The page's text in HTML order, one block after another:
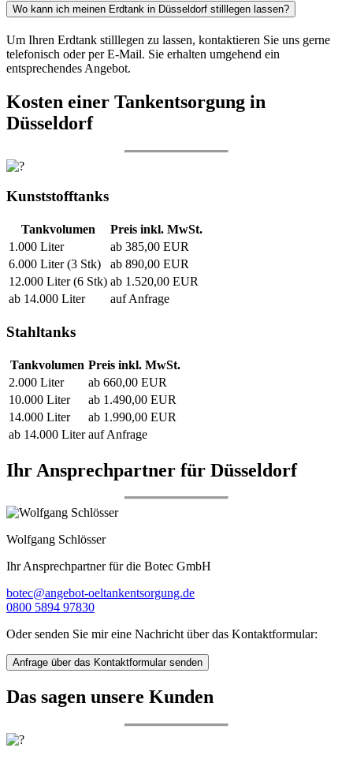
Wo kann ich meinen Erdtank in Düsseldorf stilllegen lassen?
Um Ihren Erdtank stilllegen zu lassen, kontaktieren Sie uns gerne
telefonisch oder per E-Mail. Sie erhalten umgehend ein
entsprechendes Angebot.
Kosten einer Tankentsorgung in
Düsseldorf
Kunststofftanks
Tankvolumen
Preis inkl. MwSt.
1.000 Liter
ab 385,00 EUR
6.000 Liter (3 Stk)
ab 890,00 EUR
12.000 Liter (6 Stk) ab 1.520,00 EUR
ab 14.000 Liter
auf Anfrage
Stahltanks
Tankvolumen Preis inkl. MwSt.
2.000 Liter
ab 660,00 EUR
10.000 Liter
ab 1.490,00 EUR
14.000 Liter
ab 1.990,00 EUR
ab 14.000 Liter auf Anfrage
Ihr Ansprechpartner für Düsseldorf
Wolfgang Schlösser
Ihr Ansprechpartner für die Botec GmbH
botec@angebot-oeltankentsorgung.de
0800 5894 97830
Oder senden Sie mir eine Nachricht über das Kontaktformular:
Anfrage über das Kontaktformular senden
Das sagen unsere Kunden